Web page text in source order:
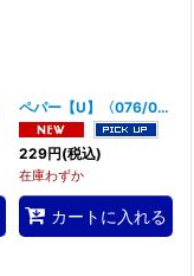
[SV1a ] [SV1a]
ペパー【U】〈076/078〉(サポート)
229円(税込)
在庫わずか
カートに入れる